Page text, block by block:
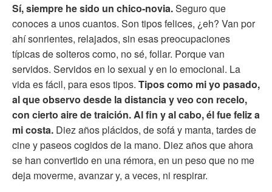
Sí, siempre he sido un chico-novia.Seguro que
conoces a unos cuantos. Son tipos felices, ¿eh? Van por
ahí sonrientes, relajados, sin esas preocupaciones
típicas de solteros como, no sé, follar. Porque van
servidos. Servidos en lo sexual y en lo emocional. La
vida es fácil, para esos tipos. Tipos como mi yo pasado,
al que observo desde la distancia y veo con recelo,
con cierto aire de traición. Al fin y al cabo, él fue feliz a
mi costa. Diez años plácidos, de sofá y manta, tardes de
cine y paseos cogidos de la mano. Diez años que ahora
se han convertido en una rémora, en un peso que no me
deja moverme, avanzar y, a veces, ni respirar.